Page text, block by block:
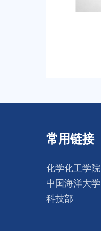
常用链接
化学化工学院
中国海洋大学
科技部